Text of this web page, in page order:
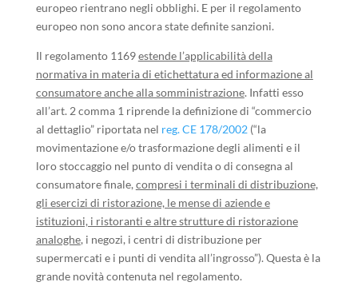
europeo rientrano negli obblighi. E per il regolamento
europeo non sono ancora state definite sanzioni.
Il regolamento 1169estende l’applicabilità della
normativa in materia di etichettatura ed informazione al
consumatore anche alla somministrazione. Infatti esso
all’art. 2 comma 1 riprende la definizione di “commercio
al dettaglio” riportata nel reg. CE 178/2002(“la
movimentazione e/o trasformazione degli alimenti e il
loro stoccaggio nel punto di vendita o di consegna al
consumatore finale, compresi i terminali di distribuzione,
gli esercizi di ristorazione, le mense di aziende e
istituzioni, i ristoranti e altre strutture di ristorazione
analoghe, i negozi, i centri di distribuzione per
supermercati e i punti di vendita all’ingrosso”). Questa è la
grande novità contenuta nel regolamento.